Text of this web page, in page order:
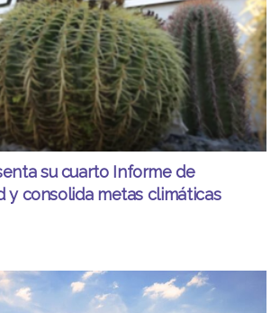
su cuarto Informe de
y consolida metas climáticas